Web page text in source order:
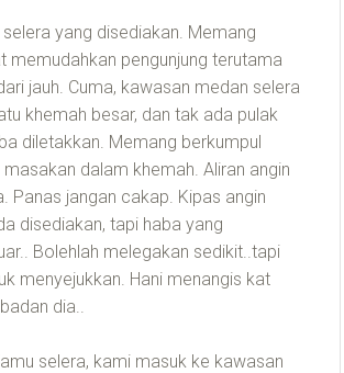
yang disediakan. Memang
memudahkan pengunjung terutama
jauh. Cuma, kawasan medan selera
khemah besar, dan tak ada pulak
diletakkan. Memang berkumpul
dalam khemah. Aliran angin
Panas jangan cakap. Kipas angin
disediakan, tapi haba yang
Bolehlah melegakan sedikit..tapi
menyejukkan. Hani menangis kat
dia..
selera, kami masuk ke kawasan